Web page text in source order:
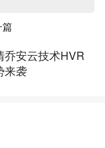
乔安云技术HVR
来袭